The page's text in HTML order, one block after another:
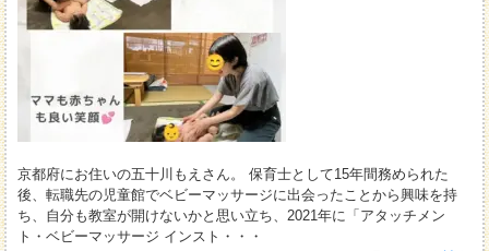
京都府にお住いの五十川もえさん。 保育士として15年間務められた
後、転職先の児童館でベビーマッサージに出会ったことから興味を持
ち、自分も教室が開けないかと思い立ち、2021年に「アタッチメン
ト・ベビーマッサージ インスト・・・